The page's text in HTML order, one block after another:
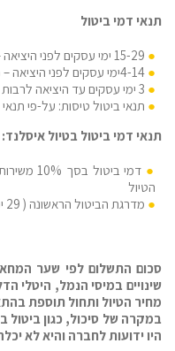
תנאי דמי ביטול
15-29 ימי עסקים לפני היציאה – 35% מעלות הטיול.
4-14ימי עסקים לפני היציאה – 65% מעלות הטיול.
3 ימי עסקים עד היציאה לרבות אי הופעה – 100% מעלות הטיול.
תנאי ביטול טיסות: על-פי
תנאי דמי ביטול בטיול איסלנד:
הטיול
מדרגת הביטול הראשונה ( 29 ימי עסקים ומטה ) תהייה 50% במקום 35%
סכום התשלום לפי שער
שינויים במיסי הנמל, היטלי
מחיר הטיול ותחול תוספת
במקרה של סיכול, כגון
היו ידועות לחברה והיא לא